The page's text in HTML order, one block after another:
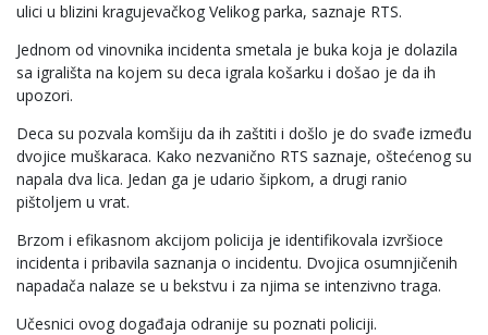
ulici u blizini kragujevačkog Velikog parka, saznaje RTS.
Jednom od vinovnika incidenta smetala je buka koja je dolazila
sa igrališta na kojem su deca igrala košarku i došao je da ih
upozori.
Deca su pozvala komšiju da ih zaštiti i došlo je do svađe između
dvojice muškaraca. Kako nezvanično RTS saznaje, oštećenog su
napala dva lica. Jedan ga je udario šipkom, a drugi ranio
pištoljem u vrat.
Brzom i efikasnom akcijom policija je identifikovala izvršioce
incidenta i pribavila saznanja o incidentu. Dvojica osumnjičenih
napadača nalaze se u bekstvu i za njima se intenzivno traga.
Učesnici ovog događaja odranije su poznati policiji.